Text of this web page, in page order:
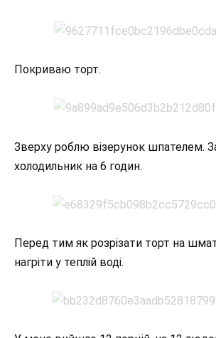
Покриваю торт.
Зверху роблю візерунок шпателем.
холодильник на 6 годин.
Перед тим як розрізати торт на
нагріти у теплій воді.